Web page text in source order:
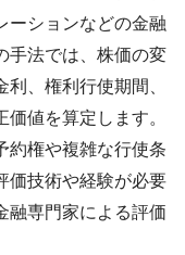
ーションなどの金融
手法では、株価の変
、権利行使期間、
値を算定します。
約権や複雑な行使条
価技術や経験が必要
融専門家による評価